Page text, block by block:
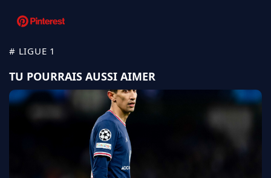
# LIGUE 1
TU POURRAIS AUSSI AIMER